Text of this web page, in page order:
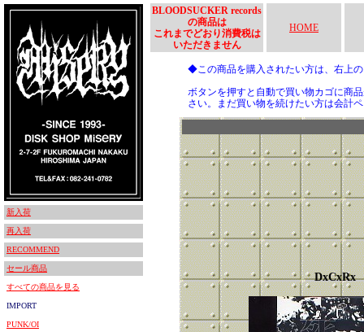
新入荷
再入荷
RECOMMEND
セール商品
すべての商品を見る
IMPORT
PUNK/OI
BLOODSUCKER records
の商品は
これまでどおり消費税は
いただきません
HOME
◆この商品を購入されたい方は、右上
ボタンを押すと自動で買い物カゴに商
さい。まだ買い物を続けたい方は会計
DxCxRx